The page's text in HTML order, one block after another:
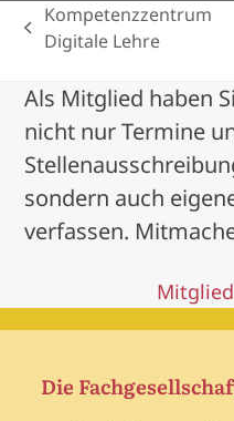
previous
Kompetenzzentrum
Digitale Lehre
Als Mitglied haben
nicht nur Termine
sondern auch
verfassen.
Die